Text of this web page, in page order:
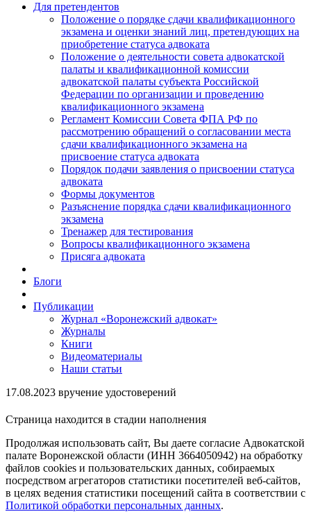
Для претендентов
Положение о порядке сдачи квалификационного
экзамена и оценки знаний лиц, претендующих на
приобретение статуса адвоката
Положение о деятельности совета адвокатской
палаты и квалификационной комиссии
адвокатской палаты субъекта Российской
Федерации по организации и проведению
квалификационного экзамена
Регламент Комиссии Совета ФПА РФ по
рассмотрению обращений о согласовании места
сдачи квалификационного экзамена на
присвоение статуса адвоката
Порядок подачи заявления о присвоении статуса
адвоката
Формы документов
Разъяснение порядка сдачи квалификационного
экзамена
Тренажер для тестирования
Вопросы квалификационного экзамена
Присяга адвоката
Блоги
Публикации
Журнал «Воронежский адвокат»
Журналы
Книги
Видеоматериалы
Наши статьи
17.08.2023 вручение удостоверений
Страница находится в стадии наполнения
Продолжая использовать сайт, Вы даете согласие Адвокатской
палате Воронежской области (ИНН 3664050942) на обработку
файлов cookies и пользовательских данных, собираемых
посредством агрегаторов статистики посетителей веб-сайтов,
в целях ведения статистики посещений сайта в соответствии с
Политикой обработки персональных данных.